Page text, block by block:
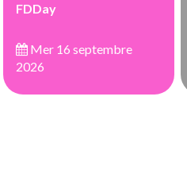
FDDay
Mer 16 septembre
2026